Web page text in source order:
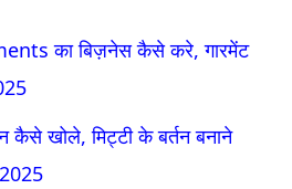
का बिज़नेस कैसे करे, गारमेंट
कैसे खोले, मिट्टी के बर्तन बनाने